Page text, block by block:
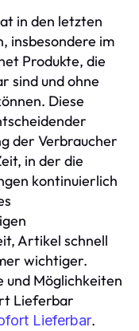
in den letzten
insbesondere im
Produkte, die
sind und ohne
Diese
der Verbraucher
in der die
kontinuierlich
Artikel schnell
wichtiger.
und Möglichkeiten
Lieferbar
Lieferbar.